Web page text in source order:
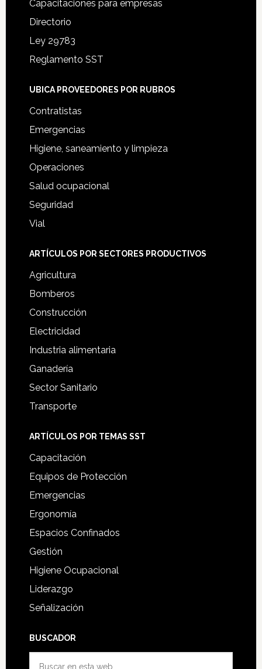
Capacitaciones para empresas
Directorio
Ley 29783
Reglamento SST
UBICA PROVEEDORES POR RUBROS
Contratistas
Emergencias
Higiene, saneamiento y limpieza
Operaciones
Salud ocupacional
Seguridad
Vial
ARTÍCULOS POR SECTORES PRODUCTIVOS
Agricultura
Bomberos
Construcción
Electricidad
Industria alimentaria
Ganadería
Sector Sanitario
Transporte
ARTÍCULOS POR TEMAS SST
Capacitación
Equipos de Protección
Emergencias
Ergonomía
Espacios Confinados
Gestión
Higiene Ocupacional
Liderazgo
Señalización
BUSCADOR